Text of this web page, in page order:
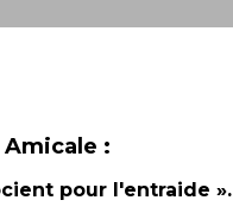
Amicale :
pour l'entraide ».